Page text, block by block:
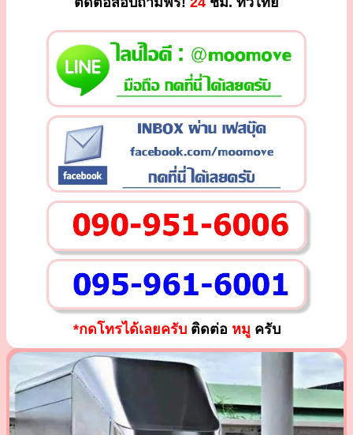
*กดโทรได้เลยครับติดต่อ หมู ครับ